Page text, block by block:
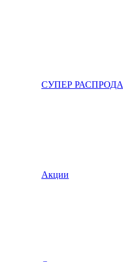
СУПЕР
Акции